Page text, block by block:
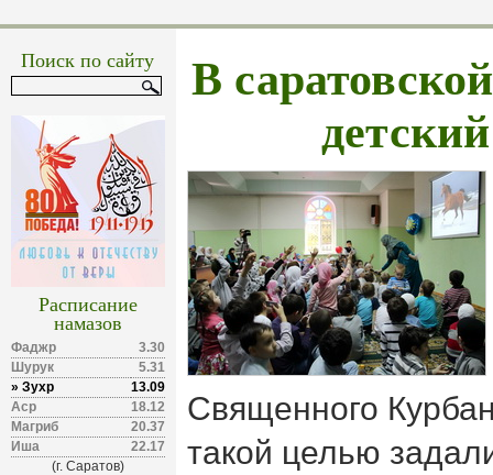
Поиск по сайту
Расписание
намазов
Фаджр
3.30
Шурук
5.31
» Зухр
13.09
Аср
18.12
Магриб
20.37
Иша
22.17
(г. Саратов)
В
Священного
такой целью